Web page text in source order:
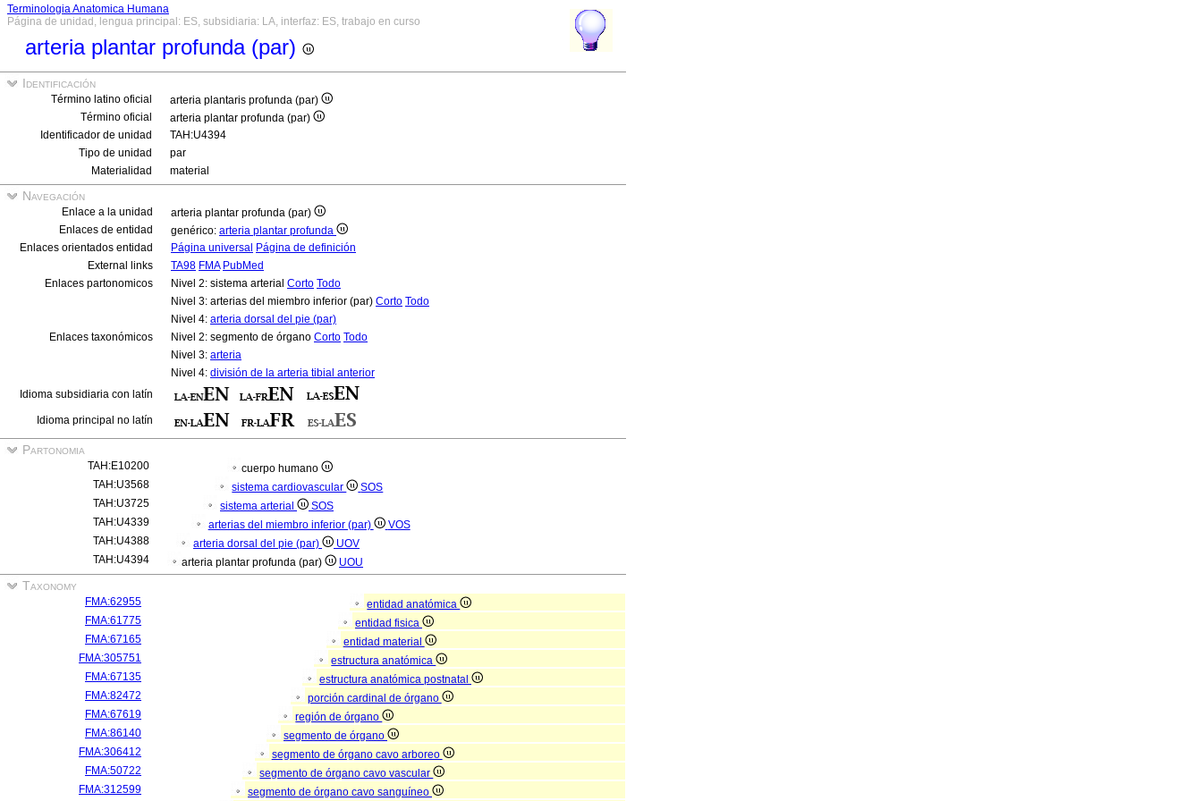
Terminologia Anatomica Humana
Página de unidad, lengua principal: ES, subsidiaria: LA, interfaz: ES, trabajo en curso
arteria plantar profunda (par)
Identificación
Término latino oficial
arteria plantaris profunda (par)
Término oficial
arteria plantar profunda (par)
Identificador de unidad
TAH:U4394
Tipo de unidad
par
Materialidad
material
Navegación
Enlace a la unidad
arteria plantar profunda (par)
Enlaces de entidad
genérico: arteria plantar profunda
Enlaces orientados entidad
Página universal Página de definición
External links
TA98 FMA PubMed
Enlaces partonomicos
Nivel 2: sistema arterial Corto Todo
Nivel 3: arterias del miembro inferior (par) Corto Todo
Nivel 4: arteria dorsal del pie (par)
Enlaces taxonómicos
Nivel 2: segmento de órgano Corto Todo
Nivel 3: arteria
Nivel 4: división de la arteria tibial anterior
Idioma subsidiaria con latín
Idioma principal no latín
Partonomia
TAH:E10200
cuerpo humano
TAH:U3568
sistema cardiovascular
SOS
TAH:U3725
sistema arterial
SOS
TAH:U4339
arterias del miembro inferior (par)
VOS
TAH:U4388
arteria dorsal del pie (par)
UOV
TAH:U4394
arteria plantar profunda (par) UOU
Taxonomy
FMA:62955
entidad anatómica
FMA:61775
entidad fisica
FMA:67165
entidad material
FMA:305751
estructura anatómica
FMA:67135
estructura anatómica postnatal
FMA:82472
porción cardinal de órgano
FMA:67619
región de órgano
FMA:86140
segmento de órgano
FMA:306412
segmento de órgano cavo arboreo
FMA:50722
segmento de órgano cavo vascular
FMA:312599
segmento de órgano cavo sanguíneo